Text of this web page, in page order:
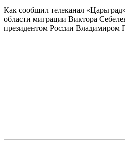
Как сообщил телеканал
области миграции Виктора
президентом России Владимиром